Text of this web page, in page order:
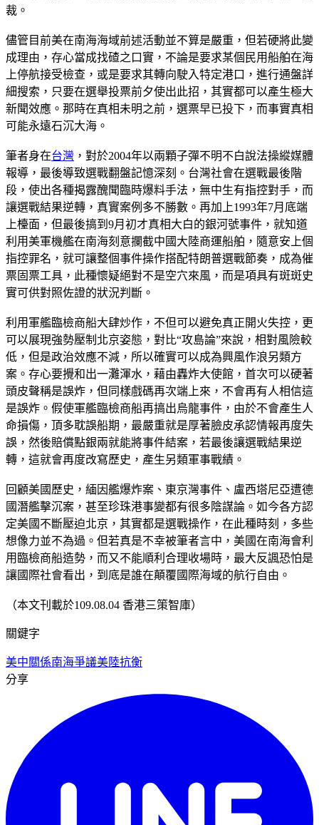
裁。
儘管目前美在南海海域前述活動並不算是嚴重，但若硬將此變
成理由，存心當成找碴之口實，不論是要求某個民用船舶在海
上停航接受檢查，或是要求其轉向駛入特定港口，進行通盤詳
細搜索，只要在選舉投票前夕使出此招，其實都可以產生極大
新聞效應。那時在真相未明之前，選票早已投下，而事實真相
可能永遠石沉大海。
筆者身在台灣 ，對於2004年以兩顆子彈不明不白說法操縱媒體
報導，最後導致選戰翻盤記憶深刻。台灣社會在選戰最後階
段，使出各種揭露醜聞臨時爆料手法，無中生有指控對手，而
讓選戰結果逆轉，真實案例多不勝數。再加上1993年7月底端
上檯面，但最後搞到9月初才真相大白的銀河號事件，就知道
利用美軍機艦在南海刻意攔截中國大陸商運船舶，隨意安上個
指控罪名，就可讓整個事件操作搭配特朗普選戰節奏，成為催
票固票工具，此種懷疑絕對不是空穴來風，而是項具有斑斑史
實可供對照佐證的狀況判斷。
利用軍艦臨檢商船大肆炒作，不但可以避免真正開火失控，更
可以展現強勢壓制北京姿態，對比“攻島論”來說，相對風險較
低，但是政治效應不減，所以確實可以成為興風作浪另類方
案。存心要攪和出一灘渾水，藉由轟炸大使館，首次可以硬著
頭皮聲稱是誤炸，但同樣戲碼再次端上來，不會再有人相信這
是誤炸。假使軍艦臨檢商船再搞出烏龍事件，由於不會產生人
命損傷，頂多耽誤船期，最嚴重就是厚著臉皮承認情報再度失
誤，然後賠償點銀兩就能將事件結案，若最後讓選戰結果逆
轉，這就會再度改寫歷史，產生另類軍事戰績。
回顧美國歷史，緬因艦爆炸案、東京灣事件、盧西塔尼亞遭德
國潛艦擊沉案，甚至珍珠港事變都有很多陰謀論。如今各方認
定美國不斷壓迫北京，其實都是選戰操作，在此種時刻，多些
想像力並不為過。但若真是不幸被筆者言中，美國在南海會利
用臨檢商船造勢，而又不能順利合理收場時，最大反諷恐怕是
讓國際社會看出，到底是誰在顛覆國際海域的航行自由。
（本文刊載於109.08.04 香港三策智庫）
關鍵字
美中關係南海爭議美陸抗衡
分享